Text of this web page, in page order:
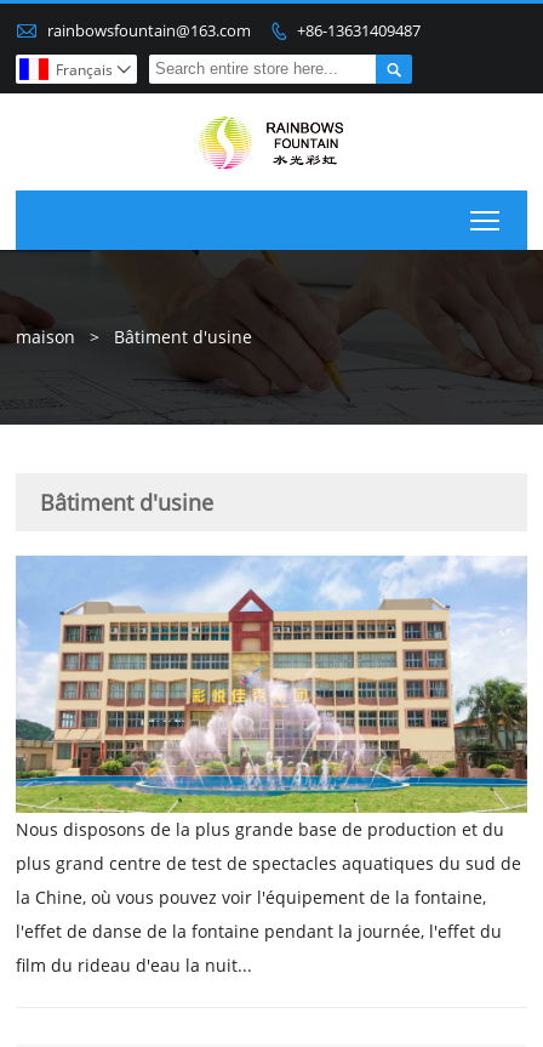
 rainbowsfountain@163.com  +86-13631409487

Français 
maison > Bâtiment d'usine
Bâtiment d'usine
Nous disposons de la plus grande base de production et du
plus grand centre de test de spectacles aquatiques du sud de
la Chine, où vous pouvez voir l'équipement de la fontaine,
l'effet de danse de la fontaine pendant la journée, l'effet du
film du rideau d'eau la nuit...